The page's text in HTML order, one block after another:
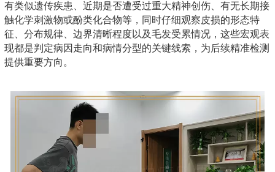
有类似遗传疾患、近期是否遭受过重大精神创伤、有无长期接
触化学刺激物或酚类化合物等，同时仔细观察皮损的形态特
征、分布规律、边界清晰程度以及毛发受累情况，这些宏观表
现都是判定病因走向和病情分型的关键线索，为后续精准检测
提供重要方向。